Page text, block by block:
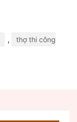
,
thợ thi công